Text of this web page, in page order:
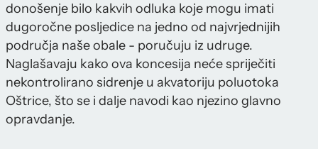
donošenje bilo kakvih odluka koje mogu imati
dugoročne posljedice na jedno od najvrjednijih
područja naše obale - poručuju iz udruge.
Naglašavaju kako ova koncesija neće spriječiti
nekontrolirano sidrenje u akvatoriju poluotoka
Oštrice, što se i dalje navodi kao njezino glavno
opravdanje.